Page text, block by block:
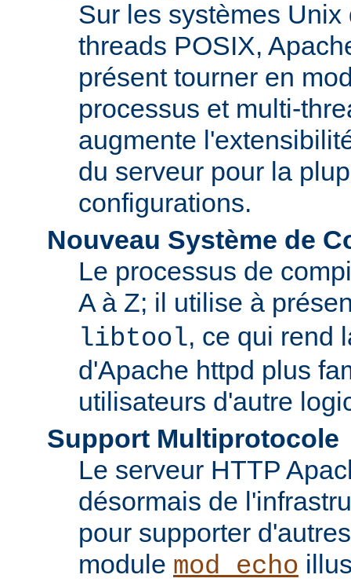
Sur les systèmes
threads POSIX,
présent tourner en
processus et multi-
augmente
du serveur pour la
configurations.
Nouveau Système de
Le processus de
A à Z; il utilise à
libtool, ce qui rend
d'Apache httpd plus
utilisateurs d'autre
Support Multiprotocole
Le serveur HTTP
désormais de
pour supporter
module mod_echo